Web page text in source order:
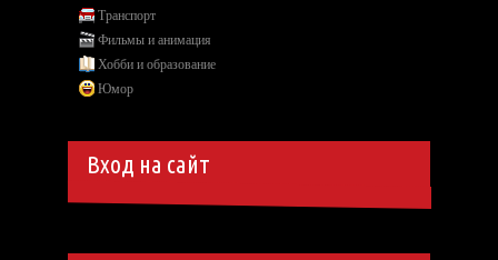
Транспорт
Фильмы и анимация
Хобби и образование
Юмор
Вход на сайт